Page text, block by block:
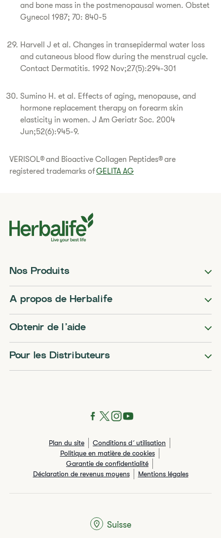
and bone mass in the postmenopausal women. Obstet
Gynecol 1987; 70: 840-5
Harvell J et al. Changes in transepidermal water loss
and cutaneous blood flow during the menstrual cycle.
Contact Dermatitis. 1992 Nov;27(5):294-301
Sumino H. et al. Effects of aging, menopause, and
hormone replacement therapy on forearm skin
elasticity in women. J Am Geriatr Soc. 2004
Jun;52(6):945-9.
VERISOL® and Bioactive Collagen Peptides® are
registered trademarks ofGELITA AG
Nos Produits
A propos de Herbalife
Obtenir de l’aide
Pour les Distributeurs
Plan du site
Conditions d´utilisation
Politique en matière de cookies
Garantie de confidentialité
Déclaration de revenus moyens
Mentions légales
Suisse